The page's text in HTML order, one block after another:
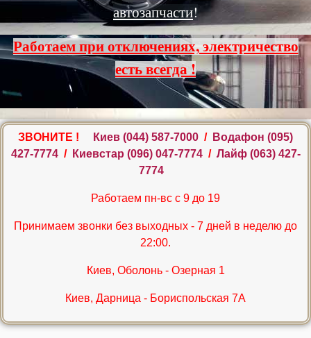
автозапчасти!
Работаем при отключениях, электричество
есть всегда !
ЗВОНИТЕ ! Киев ‎(044) 587-7000 / Водафон ‎(095)
427-7774/ Киевстар (096) 047-7774/ Лайф (063) 427-
7774
Работаем пн-вс с 9 до 19
Принимаем звонки без выходных - 7 дней в неделю до
22:00.
Киев, Оболонь - Озерная 1
Киев, Дарница - Бориспольская 7А